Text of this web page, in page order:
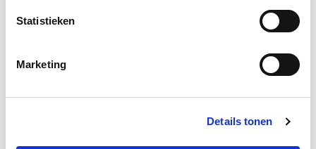
Statistieken
Marketing
Details tonen
4 uur per week
Eerstvolgende startdatum